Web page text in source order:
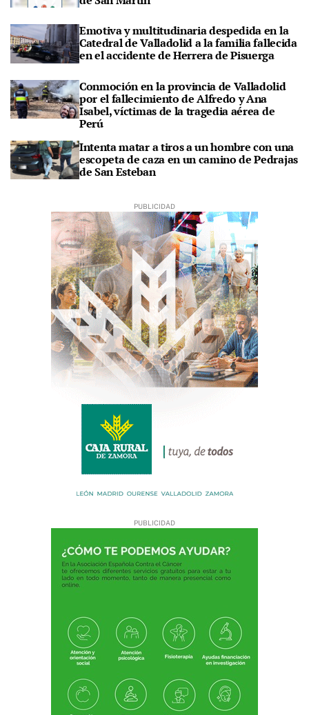
Emotiva y multitudinaria despedida en la
Catedral de Valladolid a la familia fallecida
en el accidente de Herrera de Pisuerga
Conmoción en la provincia de Valladolid
por el fallecimiento de Alfredo y Ana
Isabel, víctimas de la tragedia aérea de
Perú
Intenta matar a tiros a un hombre con una
escopeta de caza en un camino de Pedrajas
de San Esteban